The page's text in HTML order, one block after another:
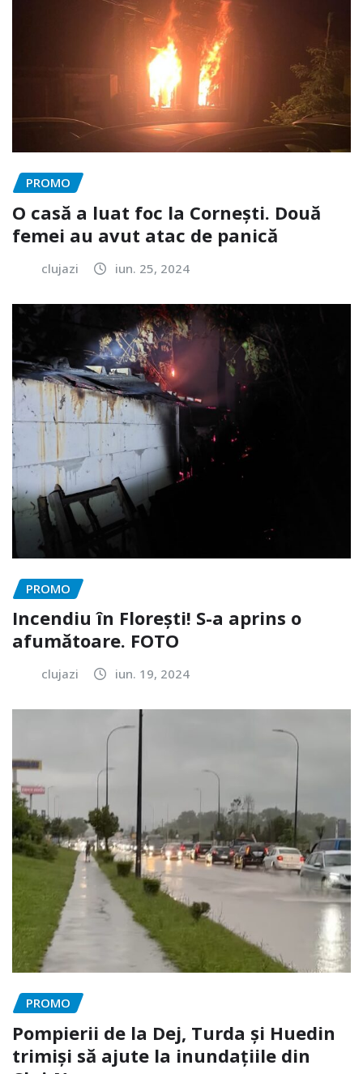
PROMO
O casă a luat foc la Cornești. Două
femei au avut atac de panică
clujazi iun. 25, 2024
PROMO
Incendiu în Florești! S-a aprins o
afumătoare. FOTO
clujazi iun. 19, 2024
PROMO
Pompierii de la Dej, Turda și Huedin
trimiși să ajute la inundațiile din